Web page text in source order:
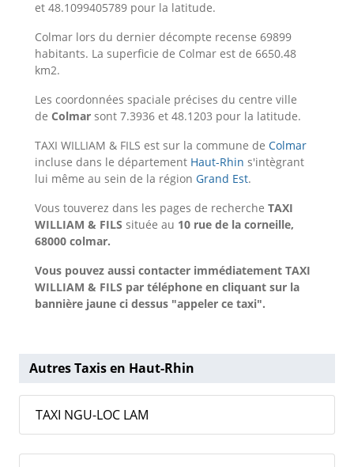
et 48.1099405789 pour la latitude.
Colmar lors du dernier décompte recense 69899
habitants. La superficie de Colmar est de 6650.48
km2.
Les coordonnées spaciale précises du centre ville
de Colmar sont 7.3936 et 48.1203 pour la latitude.
TAXI WILLIAM & FILS est sur la commune de Colmar
incluse dans le département Haut-Rhin s'intègrant
lui même au sein de la région Grand Est.
Vous touverez dans les pages de recherche TAXI
WILLIAM & FILS située au 10 rue de la corneille,
68000 colmar.
Vous pouvez aussi contacter immédiatement TAXI
WILLIAM & FILS par téléphone en cliquant sur la
bannière jaune ci dessus "appeler ce taxi".
Autres Taxis en Haut-Rhin
TAXI NGU-LOC LAM